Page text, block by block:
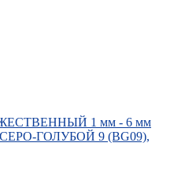
1 мм - 6 мм
СЕРО-ГОЛУБОЙ 9 (BG09),